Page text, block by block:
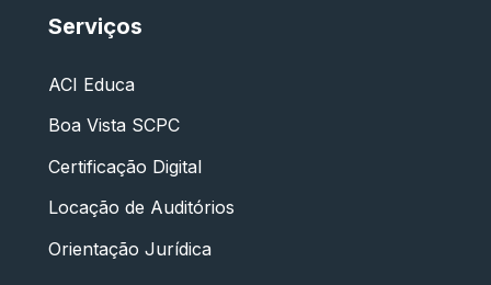
Serviços
ACI Educa
Boa Vista SCPC
Certificação Digital
Locação de Auditórios
Orientação Jurídica